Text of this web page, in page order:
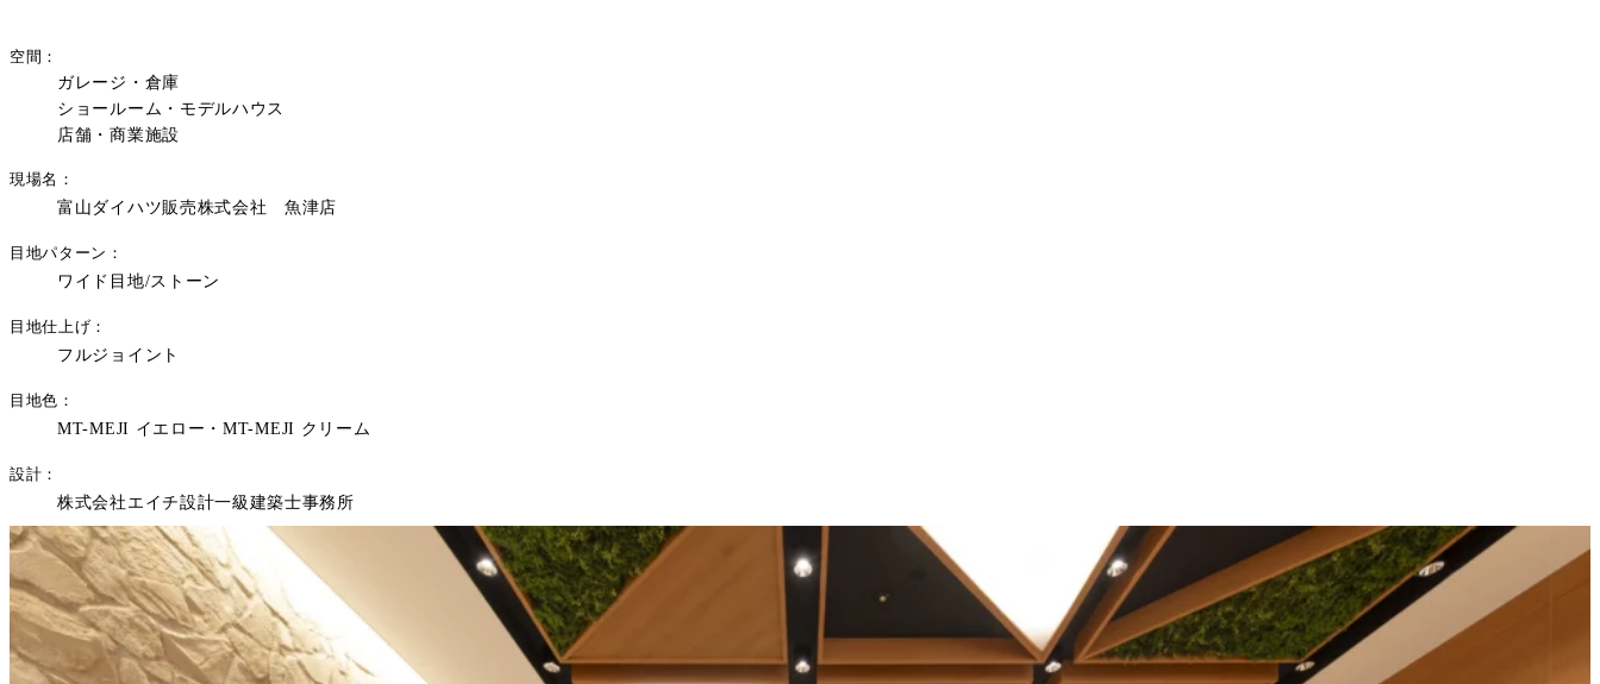
空間
ガレージ・倉庫
ショールーム・モデルハウス
店舗・商業施設
現場名
富山ダイハツ販売株式会社 魚津店
目地パターン
ワイド目地/ストーン
目地仕上げ
フルジョイント
目地色
MT-MEJI イエロー・MT-MEJI クリーム
設計
株式会社エイチ設計一級建築士事務所